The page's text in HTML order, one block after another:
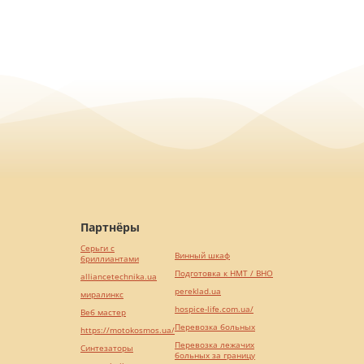
Партнёры
Серьги с
бриллиантами
alliancetechnika.ua
миралинкс
Веб мастер
https://motokosmos.ua/
Синтезаторы
Винный шкаф
Подготовка к НМТ / ВНО
pereklad.ua
hospice-life.com.ua/
Перевозка больных
Перевозка лежачих
больных за границу